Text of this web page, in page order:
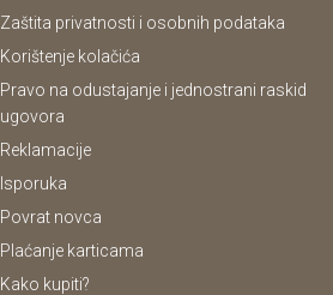
Zaštita privatnosti i osobnih podataka
Korištenje kolačića
Pravo na odustajanje i jednostrani raskid
ugovora
Reklamacije
Isporuka
Povrat novca
Plaćanje karticama
Kako kupiti?